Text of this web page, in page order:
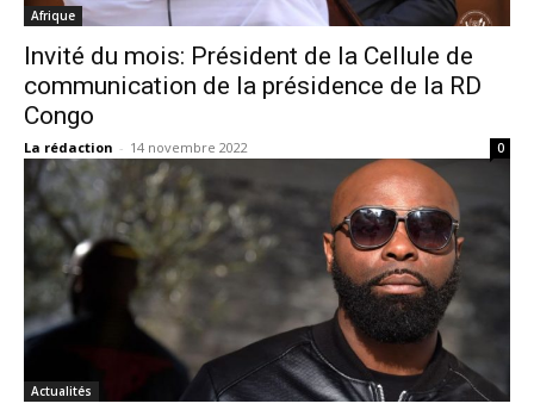
Afrique
Invité du mois: Président de la Cellule de
communication de la présidence de la RD
Congo
La rédaction - 14 novembre 2022 0
Actualités